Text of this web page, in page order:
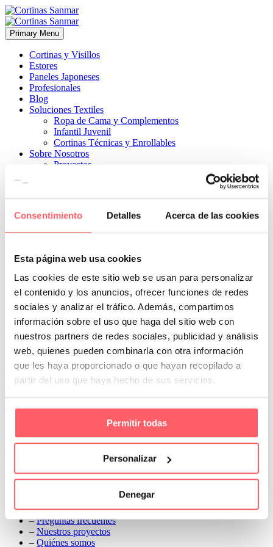
Consentimiento Detalles Acerca de las cookies
Esta página web usa cookies
Las cookies de este sitio web se usan para personalizar
el contenido y los anuncios, ofrecer funciones de redes
sociales y analizar el tráfico. Además, compartimos
información sobre el uso que haga del sitio web con
nuestros partners de redes sociales, publicidad y análisis
web, quienes pueden combinarla con otra información
que les haya proporcionado o que hayan recopilado a
partir del uso que haya hecho de sus servicios.
Permitir todas
Personalizar
Denegar
Primary Menu
Cortinas y Visillos
Estores
Paneles Japoneses
Profesionales
Blog
Soluciones Textiles
Ropa de Cama y Complementos
Infantil Juvenil
Cortinas Técnicas y Enrollables
Sobre Nosotros
Proyectos
Contacto

25 junio, 2026 ESTILO CLÁSICO ESTILO INFANTIL-
En una habitación infantil a veces es necesario esas dos capas de
textiles. Muy útil para los más pequeños. Cuando en el momento de
la siesta necesitamos tamizar la entrada de luz sin llegar a la
oscuridad total de una persiana.
Prev
Next
Conoce Cortinas Sanmar
c/ Madrid nº 87 Local 1 y 5 28970 Madrid
91 498 08 97
699 241 888
info@cortinassanmar.es
VER CATÁLOGO
Nuestros servicios
Servicios personalizados
–Qué y cómo lo hacemos
–Preguntas frecuentes
– Nuestros proyectos
– Quiénes somos